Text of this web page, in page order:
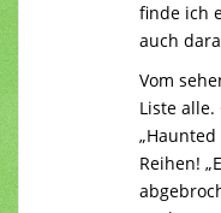
finde ich
auch
Vom
Liste alle.
Reihen!